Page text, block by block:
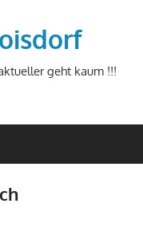
geht kaum !!!